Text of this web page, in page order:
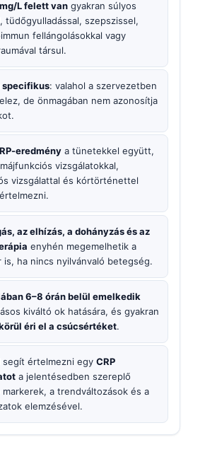
L felett van gyakran súlyos
tüdőgyulladással, szepszissel,
fellángolásokkal vagy
társul.
specifikus: valahol a szervezetben
de önmagában nem azonosítja
eredmény a tünetekkel együtt,
vizsgálatokkal,
vizsgálattal és kórtörténettel
az elhízás, a dohányzás és az
enyhén megemelhetik a
is, ha nincs nyilvánvaló betegség.
6–8 órán belül emelkedik
kiváltó ok hatására, és gyakran
éri el a csúcsértéket.
segít értelmezni egy CRP
a jelentésedben szereplő
markerek, a trendváltozások és a
elemzésével.